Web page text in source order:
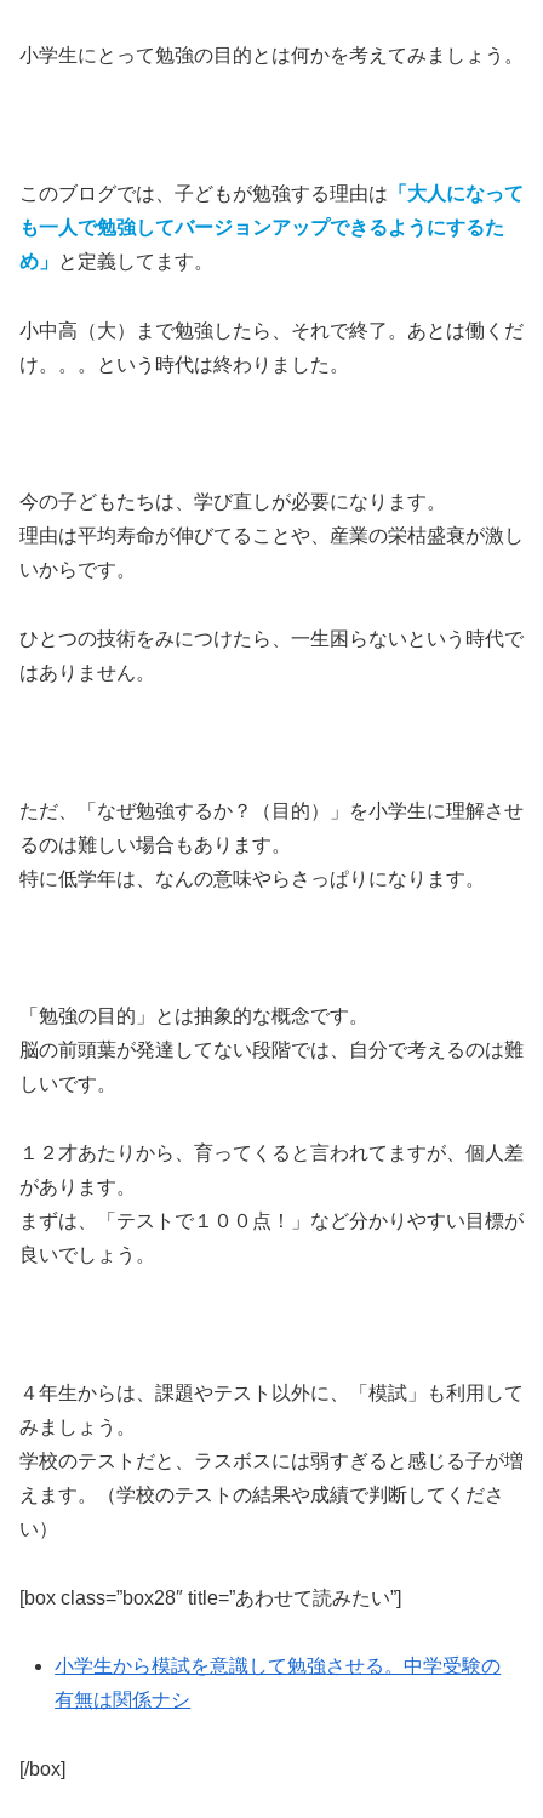
小学生にとって勉強の目的とは何かを考えてみましょう。
このブログでは、子どもが勉強する理由は 「大人になって
も一人で勉強してバージョンアップできるようにするた
め」 と定義してます。
小中高（大）まで勉強したら、それで終了。あとは働くだ
け。。。という時代は終わりました。
今の子どもたちは、学び直しが必要になります。
理由は平均寿命が伸びてることや、産業の栄枯盛衰が激し
いからです。
ひとつの技術をみにつけたら、一生困らないという時代で
はありません。
ただ、「なぜ勉強するか？（目的）」を小学生に理解させ
るのは難しい場合もあります。
特に低学年は、なんの意味やらさっぱりになります。
「勉強の目的」とは抽象的な概念です。
脳の前頭葉が発達してない段階では、自分で考えるのは難
しいです。
１２才あたりから、育ってくると言われてますが、個人差
があります。
まずは、
「テストで１００点！」など分かりやすい目標が
良いでしょう。
４年生からは、課題やテスト以外に、「模試」も利用して
みましょう。
学校のテストだと、ラスボスには弱すぎると感じる子が増
えます。（学校のテストの結果や成績で判断してくださ
い）
[box class=”box28″ title=”あわせて読みたい”]
小学生から模試を意識して勉強させる。中学受験の
有無は関係ナシ
[/box]